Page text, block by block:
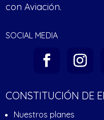
con Aviación.
SOCIAL MEDIA
CONSTITUCIÓN DE
Nuestros planes